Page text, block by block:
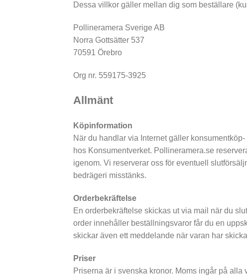
Dessa villkor gäller mellan dig som beställare
Pollineramera Sverige AB
Norra Gottsätter 537
70591 Örebro
Org nr. 559175-3925
Allmänt
Köpinformation
När du handlar via Internet gäller
hos Konsumentverket. Pollineramera.se
igenom. Vi reserverar oss för eventuell
bedrägeri misstänks.
Orderbekräftelse
En orderbekräftelse skickas ut via mail när du
order innehåller beställningsvaror får du en
skickar även ett meddelande när varan har
Priser
Priserna är i svenska kronor. Moms ingår på